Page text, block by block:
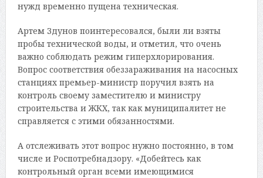
нужд временно пущена техническая.
Артем Здунов поинтересовался, были ли взяты
пробы технической воды, и отметил, что очень
важно соблюдать режим гиперхлорирования.
Вопрос соответствия обеззараживания на насосных
станциях премьер-министр поручил взять на
контроль своему заместителю и министру
строительства и ЖКХ, так как муниципалитет не
справляется с этими обязанностями.
А отслеживать этот вопрос нужно постоянно, в том
числе и Роспотребнадзору. «Добейтесь как
контрольный орган всеми имеющимися